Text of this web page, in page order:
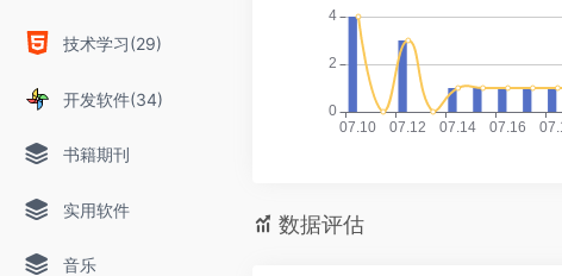
技术学习(29)
开发软件(34)
书籍期刊
实用软件
音乐
数据评估